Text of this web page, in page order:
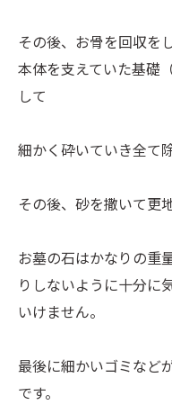
その後、お骨を回収を
本体を支えていた基礎
して
細かく砕いていき全て
その後、砂を撒いて更
お墓の石はかなりの重
りしないように十分に
いけません。
最後に細かいゴミなど
です。